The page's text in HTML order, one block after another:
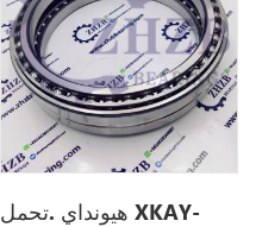
هيونداي .تحمل XKAY-